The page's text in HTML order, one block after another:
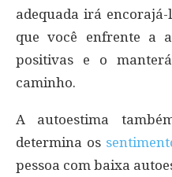
adequada irá
que você enfrente a
positivas e o
caminho.
A autoestima
determina os
pessoa com baixa